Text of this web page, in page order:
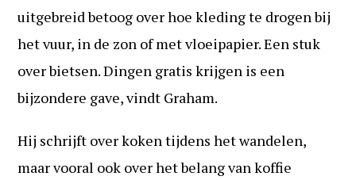
uitgebreid betoog over hoe kleding te drogen bij
het vuur, in de zon of met vloeipapier. Een stuk
over bietsen. Dingen gratis krijgen is een
bijzondere gave, vindt Graham.
Hij schrijft over koken tijdens het wandelen,
maar vooral ook over het belang van koffie